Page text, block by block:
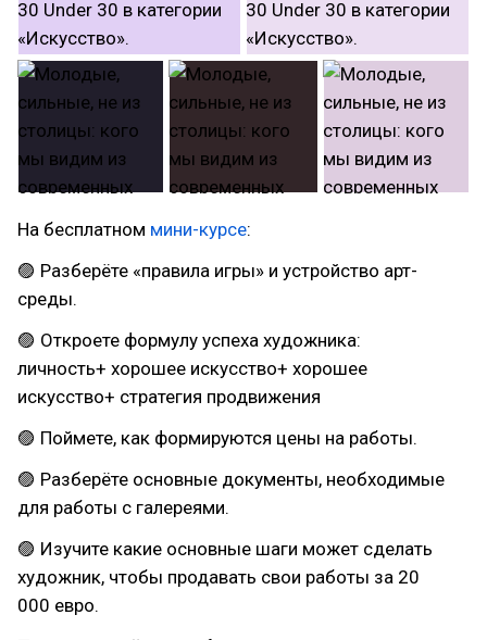
На бесплатном мини-курсе:
🟣 Разберëте «правила игры» и устройство арт-
среды.
🟣 Откроете формулу успеха художника:
личность+ хорошее искусство+ хорошее
искусство+ стратегия продвижения
🟣 Поймете, как формируются цены на работы.
🟣 Разберёте основные документы, необходимые
для работы с галереями.
🟣 Изучите какие основные шаги может сделать
художник, чтобы продавать свои работы за 20
000 евро.